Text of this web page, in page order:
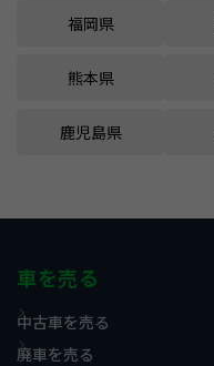
福岡県
熊本県
鹿児島県
車を売る
中古車を売る
廃車を売る